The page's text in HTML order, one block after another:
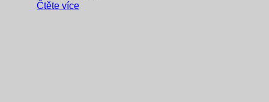
Čtěte více